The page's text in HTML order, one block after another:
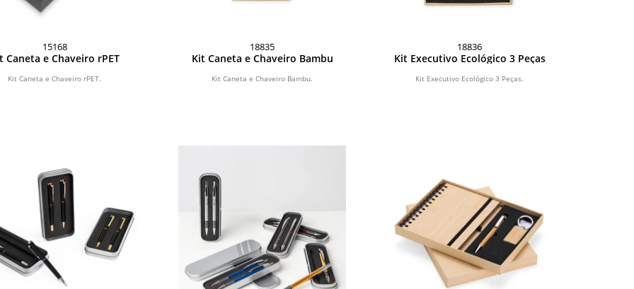
15168
Caneta e Chaveiro rPET
Kit Caneta e Chaveiro rPET.
18835
Kit Caneta e Chaveiro Bambu
Kit Caneta e Chaveiro Bambu.
18836
Kit Executivo Ecológico 3 Peças
Kit Executivo Ecológico 3 Peças.